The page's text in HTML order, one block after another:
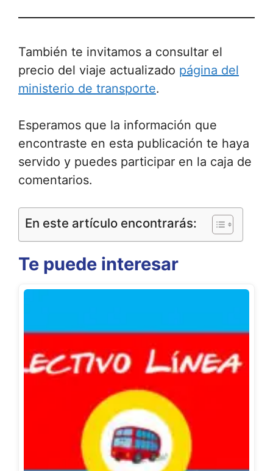
También te invitamos a consultar el
precio del viaje actualizado página del
ministerio de transporte.
Esperamos que la información que
encontraste en esta publicación te haya
servido y puedes participar en la caja de
comentarios.
En este artículo encontrarás:
Te puede interesar